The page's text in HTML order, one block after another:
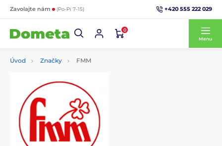
Zavolajte nám (Po-Pi 7-15) +420 555 222 029
0
Menu
Úvod Značky FMM